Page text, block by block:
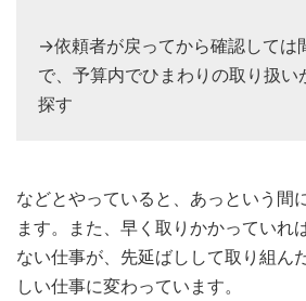
→依頼者が戻ってから確認しては
で、予算内でひまわりの取り扱い
探す
などとやっていると、あっという間
ます。また、早く取りかかっていれ
ない仕事が、先延ばしして取り組ん
しい仕事に変わっています。